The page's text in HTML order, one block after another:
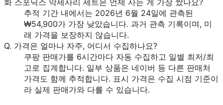
화 스포닉스 악세사리 세트은 언제 사는 게 가장 쌌나요?
추적 기간 내에서는 2026년 6월 24일에 관측된
₩54,900가 가장 낮았습니다. 과거 관측 기록이며, 미
래 가격을 보장하지 않습니다.
Q. 가격은 얼마나 자주, 어디서 수집하나요?
쿠팡 판매가를 6시간마다 자동 수집하고 일별 최저/최
고로 집계합니다. 일부 상품은 네이버 등 다른 판매처
가격도 함께 추적합니다. 표시 가격은 수집 시점 기준이
라 실제 판매가와 다를 수 있습니다.